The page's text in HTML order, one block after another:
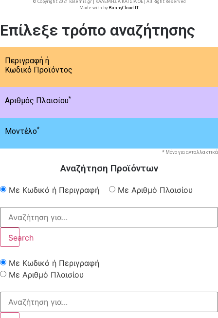
© Copyright 2021 kalemis.gr | ΚΑΛΕΜΗΣ Α ΚΑΙ ΣΙΑ ΟΕ | All Right Reserved
Made with by BunnyCloud.IT
Επίλεξε τρόπο αναζήτησης
Περιγραφή ή
Κωδικό Προϊόντος
Αριθμός Πλαισίου*
Μοντέλο*
* Μόνο για ανταλλακτικά
Αναζήτηση Προϊόντων
Με Κωδικό ή Περιγραφή Με Αριθμό Πλαισίου
Search
Με Κωδικό ή Περιγραφή
Με Αριθμό Πλαισίου